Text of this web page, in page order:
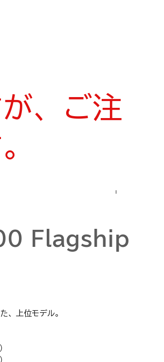
、ご注
Flagship
、上位モデル。